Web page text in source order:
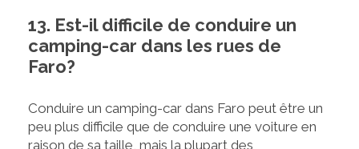
13. Est-il difficile de conduire un
camping-car dans les rues de
Faro?
Conduire un camping-car dans Faro peut être un
peu plus difficile que de conduire une voiture en
raison de sa taille, mais la plupart des